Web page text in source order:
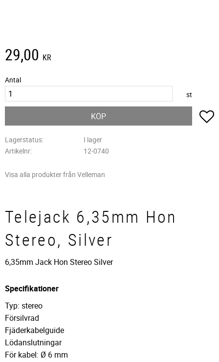
29,00 KR
Antal
st
KÖP
Lagerstatus
I lager
Artikelnr
12-0740
Visa alla produkter från Velleman
Telejack 6,35mm Hon
Stereo, Silver
6,35mm Jack Hon Stereo Silver
Specifikationer
Typ: stereo
Försilvrad
Fjäderkabelguide
Lödanslutningar
För kabel: Ø 6 mm